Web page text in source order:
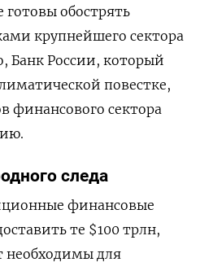
обострять
крупнейшего сектора
Банк России, который
повестке,
финансового сектора
следа
финансовые
те $100 трлн,
необходимы для